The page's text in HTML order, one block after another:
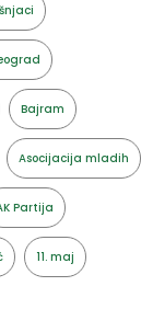
Bajram
Asocijacija mladih
Partija
11. maj